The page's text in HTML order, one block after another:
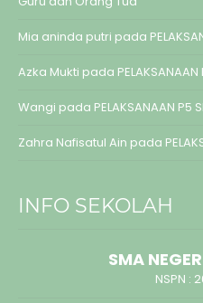
Mia aninda putri pada
Azka Mukti pada PELAKSANAAN
Wangi pada PELAKSANAAN P5
Zahra Nafisatul Ain pada
INFO SEKOLAH
SMA
NSPN :